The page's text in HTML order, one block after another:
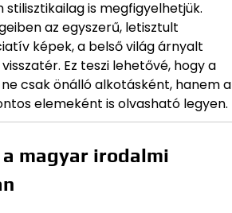
is megfigyelhetjük.
az egyszerű, letisztult
képek, a belső világ árnyalt
Ez teszi lehetővé, hogy a
csak önálló alkotásként, hanem a
elemeként is olvasható legyen.
magyar irodalmi